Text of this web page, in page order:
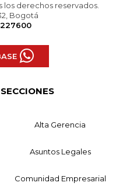
los derechos reservados.
Bogotá
Alta Gerencia
Asuntos Legales
Comunidad Empresarial